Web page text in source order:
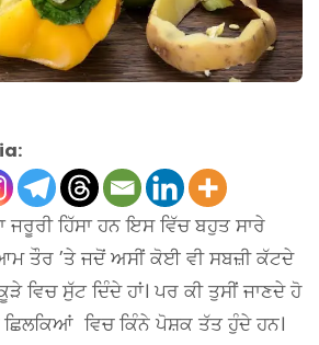
ਹਿੱਸਾ ਹਨ ਇਸ ਵਿੱਚ ਬਹੁਤ ਸਾਰੇ
ਤੌਰ ’ਤੇ ਜਦੋਂ ਅਸੀਂ ਕੋਈ ਵੀ ਸਬਜ਼ੀ ਕੱਟਦੇ
ਵਿਚ ਸੁੱਟ ਦਿੰਦੇ ਹਾਂ। ਪਰ ਕੀ ਤੁਸੀਂ ਜਾਣਦੇ ਹੋ
ਵਿਚ ਕਿੰਨੇ ਪੋਸ਼ਕ ਤੱਤ ਹੁੰਦੇ ਹਨ।